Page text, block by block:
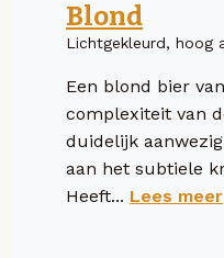
Blond
Lichtgekleurd, hoog
Een blond bier
complexiteit van
duidelijk
aan het subtiele
Heeft... Lees meer